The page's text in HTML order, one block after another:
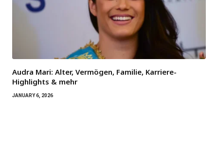
Audra Mari: Alter, Vermögen, Familie, Karriere-
Highlights & mehr
JANUARY 6, 2026